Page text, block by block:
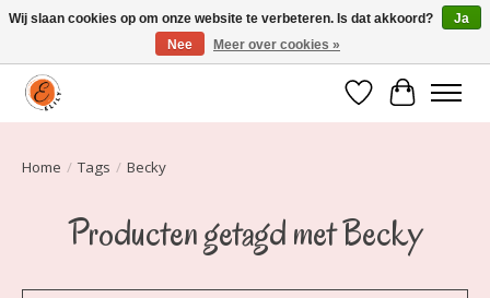
Elily is er om jou te laten stralen! Mode vanaf maat 34 t/m 54
Verlanglijst
Home / Tags / Becky
Producten getagd met Becky
Wij slaan cookies op om onze website te verbeteren. Is dat akkoord?
Ja
Nee
Meer over cookies »